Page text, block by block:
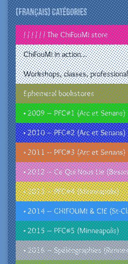
(Français) Catégories
/ / / / / / The ChiFouMi store
ChiFouMi in action…
Workshops, classes,
Ephemeral bookstores
• 2009 – PFC#1 (Arc et Senans)
• 2010 – PFC#2 (Arc et Senans)
• 2011 – PFC#3 (Arc et Senans)
• 2012 – Ce Qui Nous Lie
• 2013 – PFC#4 (Minneapolis)
• 2014 – CHIFOUMI & CIE (St-
• 2015 – PFC#5 (Minneapolis)
• 2016 – Spéléographies